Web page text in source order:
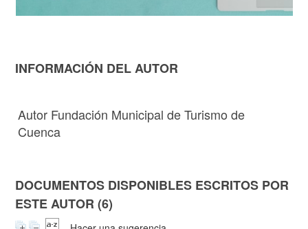
INFORMACIÓN DEL AUTOR
Autor Fundación Municipal de Turismo de
Cuenca
DOCUMENTOS DISPONIBLES ESCRITOS POR
ESTE AUTOR (6)